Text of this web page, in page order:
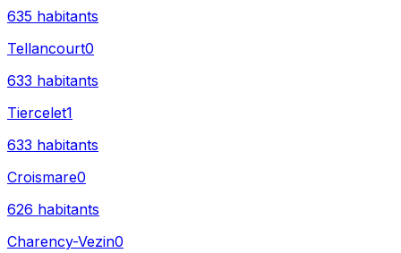
635 habitants
Tellancourt0
633 habitants
Tiercelet1
633 habitants
Croismare0
626 habitants
Charency-Vezin0